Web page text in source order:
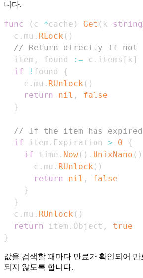
니다.
func ( c * cache ) Get ( k string
  c
. mu . RLock ( )
// Return directly if not
  item
, found := c . items [ k ]
if
! found
{
    c
. mu . RUnlock ( )
return
nil ,
false
}
// If the item has
if item . Expiration > 0
{
if time . Now( ) . UnixNano ( )
      c
. mu . RUnlock ( )
return
nil ,
false
}
}
  c
. mu . RUnlock ( )
return
item . Object ,
true
}
값을 검색할 때마다 만료가 확인되어
되지 않도록 합니다.